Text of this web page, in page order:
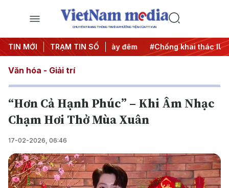
CHUYÊN TRANG THÔNG TIN ĐA PHƯƠNG TIỆN CỦA TTXVN
TIN MỚI TRẠM TIN SỐ
#Chiến dịch 500 ngày đêm #Chống khai thác IUU
Văn hóa - Giải trí
“Hơn Cả Hạnh Phúc” – Khi Âm Nhạc
Chạm Hơi Thở Mùa Xuân
17-02-2026, 06:46